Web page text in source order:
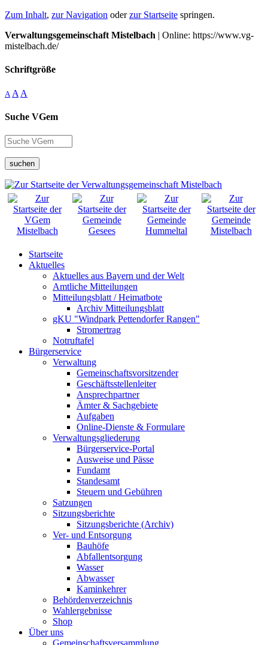
Zum Inhalt, zur Navigation oderzur Startseite springen.
Verwaltungsgemeinschaft Mistelbach | Online: https://www.vg-
mistelbach.de/
Schriftgröße
A A A
Suche VGem
suchen
Startseite
Aktuelles
Aktuelles aus Bayern und der Welt
Amtliche Mitteilungen
Mitteilungsblatt / Heimatbote
Archiv Mitteilungsblatt
gKU "Windpark Pettendorfer Rangen"
Stromertrag
Notruftafel
Bürgerservice
Verwaltung
Gemeinschaftsvorsitzender
Geschäftsstellenleiter
Ansprechpartner
Ämter & Sachgebiete
Aufgaben
Online-Dienste & Formulare
Verwaltungsgliederung
Bürgerservice-Portal
Ausweise und Pässe
Fundamt
Standesamt
Steuern und Gebühren
Satzungen
Sitzungsberichte
Sitzungsberichte (Archiv)
Ver- und Entsorgung
Bauhöfe
Abfallentsorgung
Wasser
Abwasser
Kaminkehrer
Behördenverzeichnis
Wahlergebnisse
Shop
Über uns
Gemeinschaftsversammlung